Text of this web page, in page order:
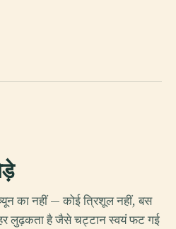
का नहीं — कोई त्रिशूल नहीं, बस
लुढ़कता है जैसे चट्टान स्वयं फट गई